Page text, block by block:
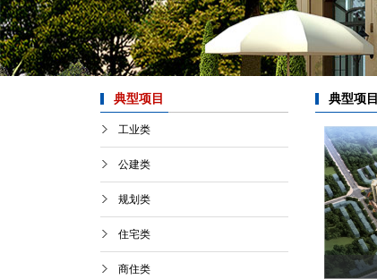
典型项目
工业类
公建类
规划类
住宅类
商住类
典型项目